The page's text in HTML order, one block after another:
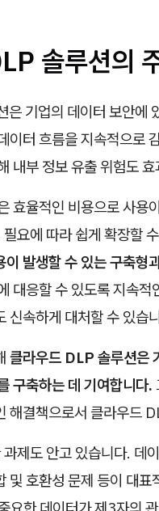
솔루션의
은 기업의 데이터 보안에
이터 흐름을 지속적으로
내부 정보 유출 위험도
효율적인 비용으로 사
요에 따라 쉽게 확장할
발생할 수 있는 구축형
대응할 수 있도록 지속
신속하게 대처할 수 있습
클라우드 DLP 솔루션은
구축하는 데 기여합니다.
해결책으로서 클라우드
제도 안고 있습니다. 데
및 호환성 문제 등이 대